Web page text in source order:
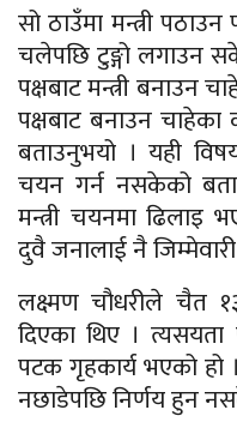
सो ठाउँमा मन्त्री
चलेपछि टुङ्गो लगाउन
पक्षबाट मन्त्री बनाउन
पक्षबाट बनाउन
बताउनुभयो । यही
चयन गर्न नसकेको
मन्त्री चयनमा ढिलाइ
दुवै जनालाई नै
लक्ष्मण चौधरीले चैत
दिएका थिए । त्यसयता
पटक गृहकार्य भएको
नछाडेपछि निर्णय हुन